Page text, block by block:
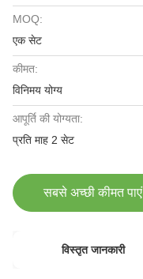
MOQ:
एक सेट
कीमत:
विनिमय योग्य
आपूर्ति की योग्यता:
प्रति माह 2 सेट
सबसे अच्छी कीमत पाएं
विस्तृत जानकारी